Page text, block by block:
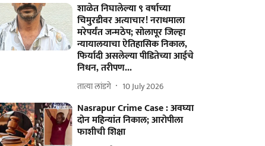
शाळेत निघालेल्या ९ वर्षाच्या
चिमुरडीवर अत्याचार! नराधमाला
मरेपर्यंत जन्मठेप; सोलापूर जिल्हा
न्यायालयाचा ऐतिहासिक निकाल,
फिर्यादी असलेल्या पीडितेच्या आईचे
निधन, तरीपण...
तात्या लांडगे 10 July 2026
Nasrapur Crime Case : अवघ्या
दोन महिन्यांत निकाल; आरोपीला
फाशीची शिक्षा